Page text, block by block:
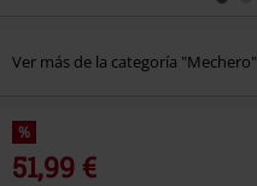
Ver más de la categoría "Mechero"
%
51,99 €